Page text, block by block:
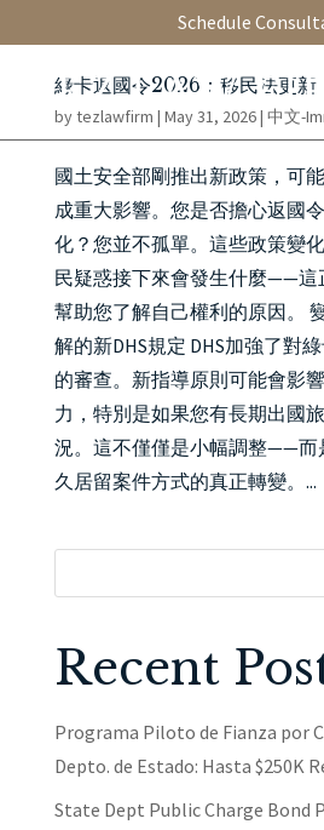
Schedule
綠卡返國令2026：移民法更新
bytezlawfirm | May 31, 2026| 中文-
國土安全部剛推出新政策，可
成重大影響。您是否擔心返國
化？您並不孤單。這些政策變
民疑惑接下來會發生什麼——這
幫助您了解自己權利的原因。
解的新DHS規定 DHS加強了對
的審查。新指導原則可能會影
力，特別是如果您有長期出國
況。這不僅僅是小幅調整——而
久居留案件方式的真正轉變。...
Recent
Programa Piloto de Fianza por
Depto. de Estado: Hasta $250K
State Dept Public Charge Bond